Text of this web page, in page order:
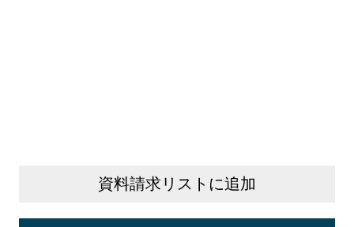
資料請求リストに追加